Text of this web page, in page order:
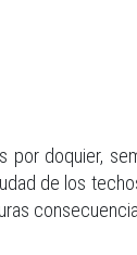
doquier,
de los